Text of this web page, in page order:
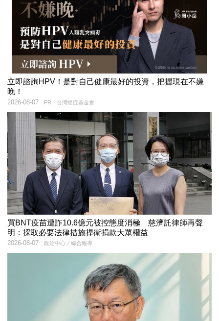
立即諮詢HPV！是對自己健康最好的投資，把握現在不嫌
晚！
PR・台灣癌症基金會
2026-08-07
買BNT疫苗遭詐10.6億元被控態度消極 慈濟託律師再聲
明：採取必要法律措施捍衛捐款大眾權益
政治中心／綜合報導
2026-08-07